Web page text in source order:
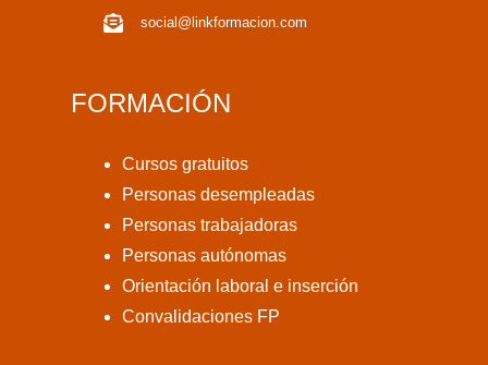
social@linkformacion.com
FORMACIÓN
Cursos gratuitos
Personas desempleadas
Personas trabajadoras
Personas autónomas
Orientación laboral e inserción
Convalidaciones FP